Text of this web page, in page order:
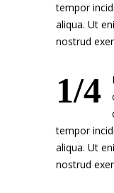
tempor
aliqua. Ut
nostrud
1/4
tempor
aliqua. Ut
nostrud